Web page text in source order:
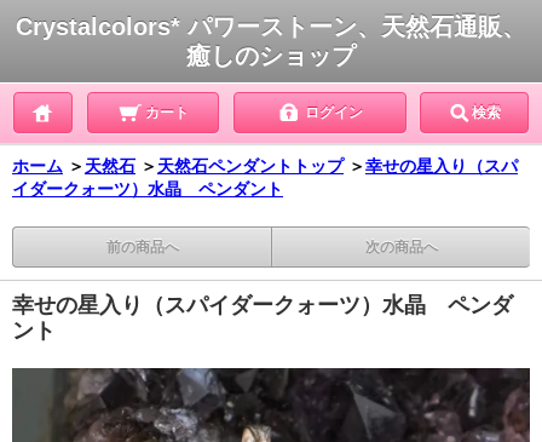
Crystalcolors* パワーストーン、天然石通販、
癒しのショップ
カート ログイン 検索
ホーム ＞ 天然石 ＞ 天然石ペンダントトップ ＞幸せの星入り（スパ
イダークォーツ）水晶 ペンダント
前の商品へ 次の商品へ
幸せの星入り（スパイダークォーツ）水晶 ペンダ
ント